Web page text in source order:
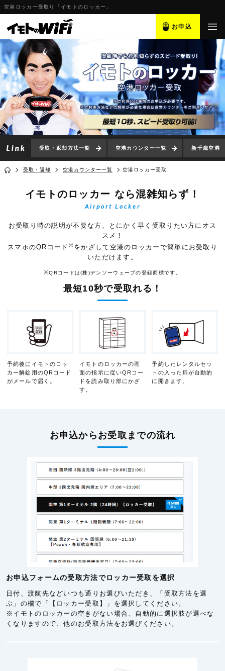
空港ロッカー受取り「イモトのロッカー」
お申込
受取・返却方法一覧 空港カウンター一覧 新千歳空港
受取・返却 空港カウンター一覧 空港ロッカー受取
イモトのロッカー なら混雑知らず！
Airport Locker
お受取り時の説明が不要な方、とにかく早く受取りたい方にオス
スメ！
スマホのQRコード ※をかざして空港のロッカーで簡単にお受取り
いただけます。
※QRコードは(株)デンソーウェーブの登録商標です。
最短10秒で受取れる！
予約後にイモトのロッ
カー解錠用のQRコード
がメールで届く。
イモトのロッカーの画
面の指示に従いQRコー
ドを読み取り部にかざ
す。
予約したレンタルセッ
トの入った扉が自動的
に開きます。
お申込からお受取までの流れ
お申込フォームの受取方法でロッカー受取を選択
日付、渡航先などいつも通りお選びいただき、「受取方法を選
ぶ」の欄で「【ロッカー受取】」を選択してください。
※イモトのロッカーの空きがない場合、自動的に選択肢が選べな
くなりますので、他のお受取方法をお選びください。